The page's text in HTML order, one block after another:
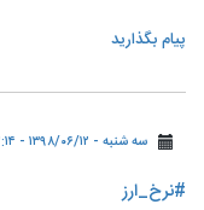
پیام بگذارید
سه شنبه - ۱۳۹۸/۰۶/۱۲ - ۱۲:۱۴
#نرخ_ارز